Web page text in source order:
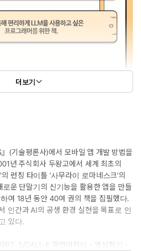
더보기
(기술평론사)에서 모바일 앱 개발 방법을
년 주식회사 두왕고에서 세계 최초의
런칭 타이틀 '사무라이 로마네스크'의
운 단말기의 신기능을 활용한 앱을 만들
여 18년 동안 40여 권의 책을 집필했다.
인간과 AI의 공생 환경 실현을 목표로 인
있다.
3/DALL-E 자연어처리・영상처리・